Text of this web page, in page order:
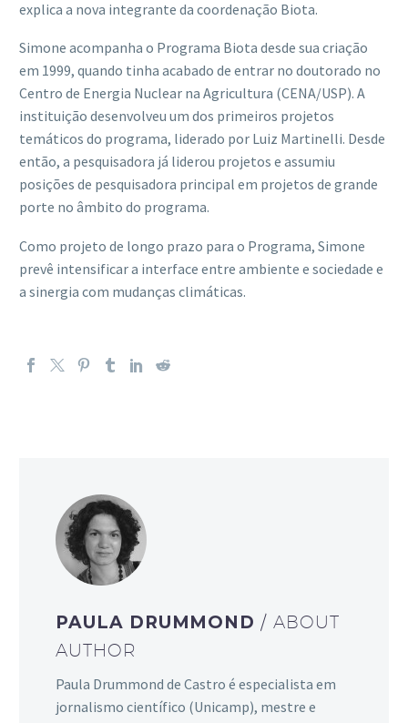
explica a nova integrante da coordenação Biota.
Simone acompanha o Programa Biota desde sua criação
em 1999, quando tinha acabado de entrar no doutorado no
Centro de Energia Nuclear na Agricultura (CENA/USP). A
instituição desenvolveu um dos primeiros projetos
temáticos do programa, liderado por Luiz Martinelli. Desde
então, a pesquisadora já liderou projetos e assumiu
posições de pesquisadora principal em projetos de grande
porte no âmbito do programa.
Como projeto de longo prazo para o Programa, Simone
prevê intensificar a interface entre ambiente e sociedade e
a sinergia com mudanças climáticas.
PAULA DRUMMOND/ ABOUT
AUTHOR
Paula Drummond de Castro é especialista em
jornalismo científico (Unicamp), mestre e